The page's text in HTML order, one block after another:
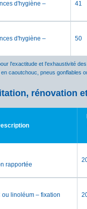
d'hygiène –
41
d'hygiène –
50
l'exactitude et l'exhaustivité
caoutchouc, pneus gonflables
rénovation
rapportée
ou linoléum – fixation